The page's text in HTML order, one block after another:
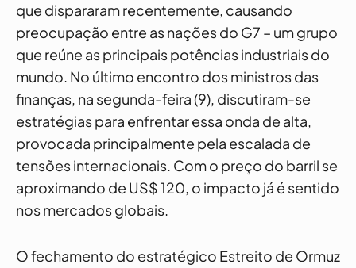
que dispararam recentemente, causando
preocupação entre as nações do G7 – um grupo
que reúne as principais potências industriais do
mundo. No último encontro dos ministros das
finanças, na segunda-feira (9), discutiram-se
estratégias para enfrentar essa onda de alta,
provocada principalmente pela escalada de
tensões internacionais. Com o preço do barril se
aproximando de US$ 120, o impacto já é sentido
nos mercados globais.
O fechamento do estratégico Estreito de Ormuz